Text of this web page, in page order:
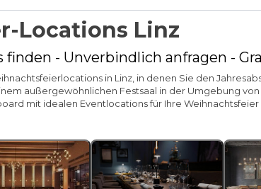
Locations Linz
- Unverbindlich anfragen -
in Linz, in denen Sie den
außergewöhnlichen Festsaal in der Umgebung
mit idealen Eventlocations für Ihre